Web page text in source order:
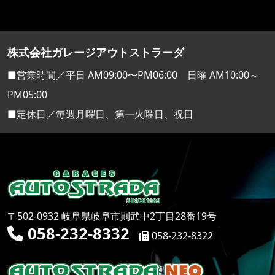
株式会社ガレージアウトストラーダ
■営業時間／平日 AM09:00〜PM06:00 日曜 AM10:00～
PM05:00
■定休日／毎週月曜日、第一火曜日、祝日
〒502-0932 岐阜県岐阜市則武中2丁目28番19号
058-232-8332 058-232-8322